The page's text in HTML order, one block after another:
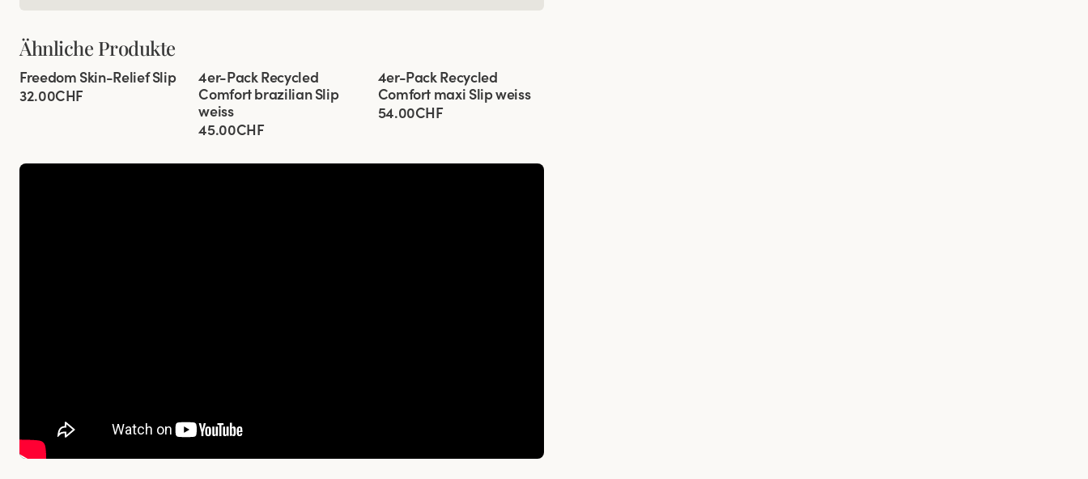
Ähnliche Produkte
Viewing image 1 of 6
4 für 3
Freedom Skin-Relief Slip
32.00CHF
Viewing image 1 of 3
4er-Pack Recycled
Comfort brazilian Slip
weiss
45.00CHF
Viewing image 1 of 3
4er-Pack Recycled
Comfort maxi Slip weiss
54.00CHF